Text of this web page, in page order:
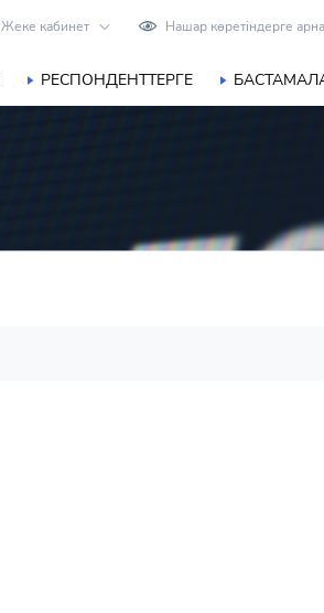
Жеке кабинет Нашар көретіндерге
РЕСПОНДЕНТТЕРГЕ